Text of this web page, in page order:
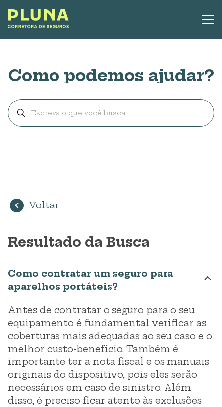
Como podemos ajudar?
Voltar
Resultado da Busca
Como contratar um seguro para
aparelhos portáteis?
Antes de contratar o seguro para o seu
equipamento é fundamental verificar as
coberturas mais adequadas ao seu caso e o
melhor custo-benefício. Também é
importante ter a nota fiscal e os manuais
originais do dispositivo, pois eles serão
necessários em caso de sinistro. Além
disso, é preciso ficar atento às exclusões